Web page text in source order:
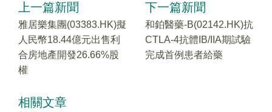
上一篇新聞
雅居樂集團(03383.HK)擬
人民幣18.44億元出售利
合房地產開發26.66%股
權
下一篇新聞
和鉑醫藥-B(02142.HK)抗
CTLA-4抗體IB/IIA期試驗
完成首例患者給藥
相關文章